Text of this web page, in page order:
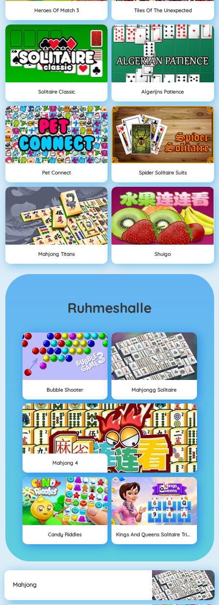
Heroes Of Match 3 Tiles Of The Unexpected
Solitaire Classic Algerijns Patience
Pet Connect Spider Solitaire Suits
Mahjong Titans Shuigo
Ruhmeshalle
Bubble Shooter Mahjongg Solitaire
Mahjong 4
Candy Riddles Kings And Queens Solitaire Tripeaks
Mahjong